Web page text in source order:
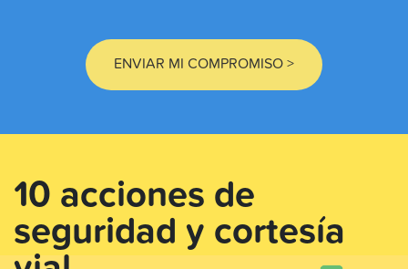
ENVIAR MI COMPROMISO >
10 acciones de
seguridad y cortesía